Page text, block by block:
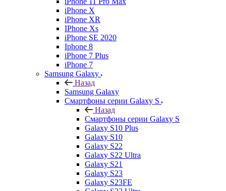
iPhone X
iPhone XR
IPhone Xs
iPhone SE 2020
Iphone 8
iPhone 7 Plus
iPhone 7
Samsung Galaxy
Назад
Samsung Galaxy
Смартфоны серии Galaxy S
Назад
Смартфоны серии Galaxy S
Galaxy S10 Plus
Galaxy S10
Galaxy S22
Galaxy S22 Ultra
Galaxy S21
Galaxy S23
Galaxy S23FE